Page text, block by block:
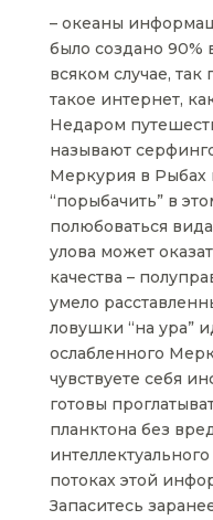
– океаны
было создано
всяком случае,
такое интернет,
Недаром
называют
Меркурия в Рыбах
“порыбачить” в
полюбоваться
улова может
качества –
умело
ловушки “на ура”
ослабленного
чувствуете себя
готовы
планктона без
потоках этой
Запаситесь